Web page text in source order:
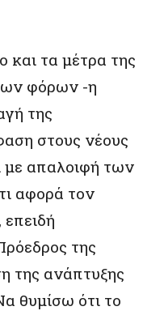
και τα μέτρα της
φόρων -η
της
στους νέους
με απαλοιφή των
αφορά τον
της
της ανάπτυξης
θυμίσω ότι το